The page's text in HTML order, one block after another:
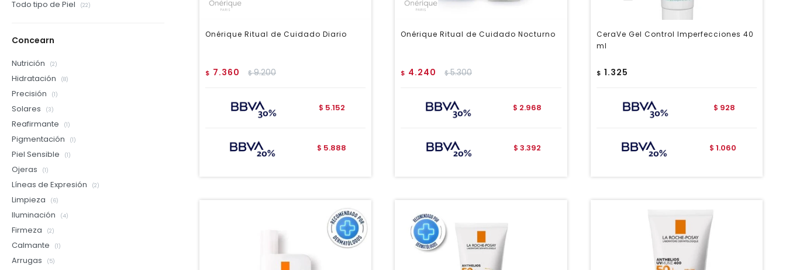
Onérique Ritual de Cuidado Diario
$ 7.360 $9.200
$ 5.152
$ 5.888
Onérique Ritual de Cuidado Nocturno
$ 4.240 $5.300
$ 2.968
$ 3.392
CeraVe Gel Control Imperfecciones 40
ml
$ 1.325
$ 928
$ 1.060
Todo tipo de Piel (22)
Concearn
Nutrición (2)
Hidratación (8)
Precisión (1)
Solares (3)
Reafirmante (1)
Pigmentación (1)
Piel Sensible (1)
Ojeras (1)
Líneas de Expresión (2)
Limpieza (6)
Iluminación (4)
Firmeza (2)
Calmante (1)
Arrugas (5)